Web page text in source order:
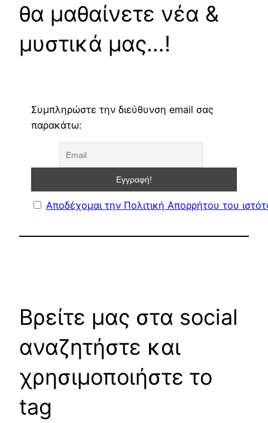
θα μαθαίνετε νέα &
μυστικά μας…!
Συμπληρώστε την διεύθυνση email σας
παρακάτω:
Αποδέχομαι την Πολιτική Απορρήτου του
Βρείτε μας στα social
αναζητήστε και
χρησιμοποιήστε το
tag